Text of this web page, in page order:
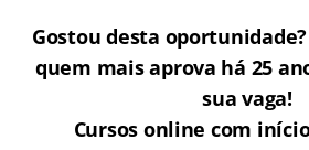
Gostou desta
quem mais aprova há 25
sua vaga!
Cursos online com